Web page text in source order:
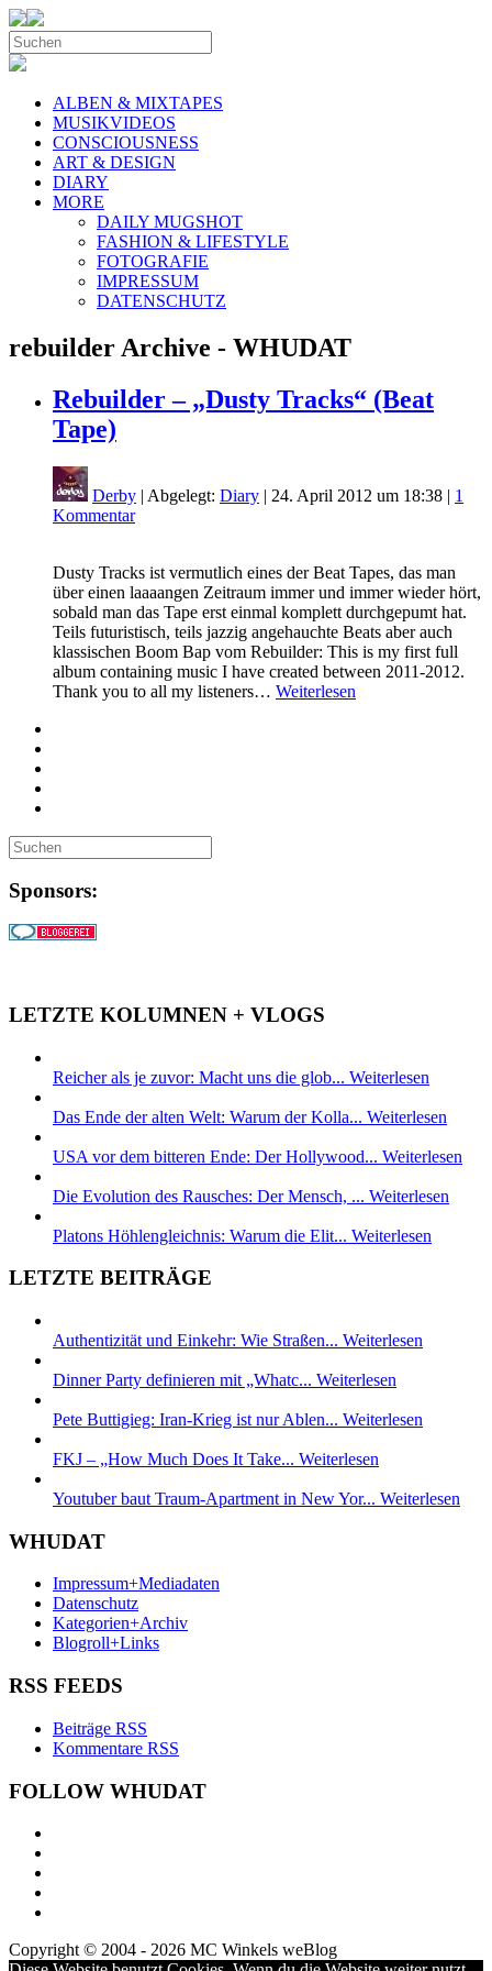
ALBEN & MIXTAPES
MUSIKVIDEOS
CONSCIOUSNESS
ART & DESIGN
DIARY
MORE
DAILY MUGSHOT
FASHION & LIFESTYLE
FOTOGRAFIE
IMPRESSUM
DATENSCHUTZ
rebuilder Archive - WHUDAT
Rebuilder – „Dusty Tracks“ (Beat
Tape)
Derby | Abgelegt: Diary | 24. April 2012 um 18:38 | 1
Kommentar
Dusty Tracks ist vermutlich eines der Beat Tapes, das man
über einen laaaangen Zeitraum immer und immer wieder hört,
sobald man das Tape erst einmal komplett durchgepumt hat.
Teils futuristisch, teils jazzig angehauchte Beats aber auch
klassischen Boom Bap vom Rebuilder: This is my first full
album containing music I have created between 2011-2012.
Thank you to all my listeners… Weiterlesen
Sponsors:
LETZTE KOLUMNEN + VLOGS
Reicher als je zuvor: Macht uns die glob... Weiterlesen
Das Ende der alten Welt: Warum der Kolla... Weiterlesen
USA vor dem bitteren Ende: Der Hollywood... Weiterlesen
Die Evolution des Rausches: Der Mensch, ... Weiterlesen
Platons Höhlengleichnis: Warum die Elit... Weiterlesen
LETZTE BEITRÄGE
Authentizität und Einkehr: Wie Straßen... Weiterlesen
Dinner Party definieren mit „Whatc... Weiterlesen
Pete Buttigieg: Iran-Krieg ist nur Ablen... Weiterlesen
FKJ – „How Much Does It Take... Weiterlesen
Youtuber baut Traum-Apartment in New Yor... Weiterlesen
WHUDAT
Impressum+Mediadaten
Datenschutz
Kategorien+Archiv
Blogroll+Links
RSS FEEDS
Beiträge RSS
Kommentare RSS
FOLLOW WHUDAT
Copyright © 2004 - 2026 MC Winkels weBlog